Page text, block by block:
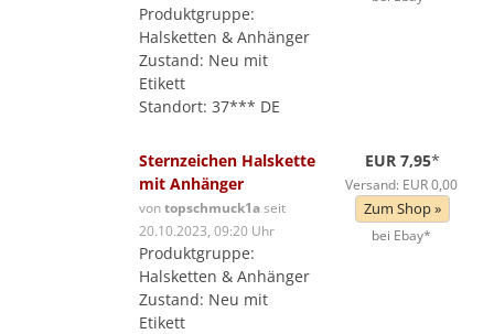
Produktgruppe:
Halsketten & Anhänger
Zustand: Neu mit
Etikett
Standort: 37*** DE
Sternzeichen Halskette
mit Anhänger
vontopschmuck1aseit
20.10.2023, 09:20 Uhr
Produktgruppe:
Halsketten & Anhänger
Zustand: Neu mit
Etikett
EUR 7,95*
Versand: EUR 0,00
Zum Shop »
bei Ebay*